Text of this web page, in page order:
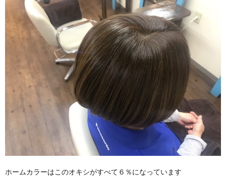
ホームカラーはこのオキシがすべて６％になっています